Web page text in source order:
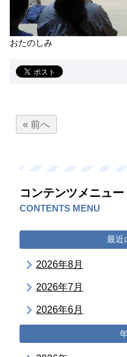
おたのしみ
« 前へ
コンテンツメニュー
CONTENTS MENU
最近
2026年8月
2026年7月
2026年6月